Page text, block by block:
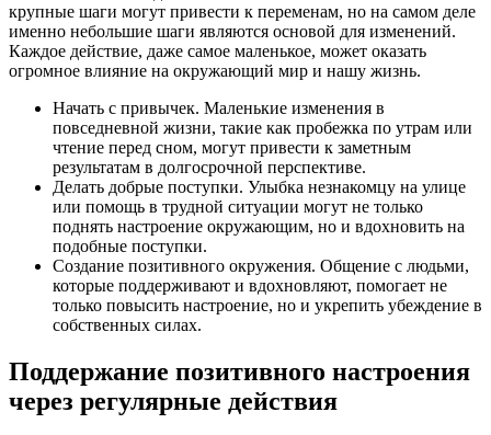
крупные шаги могут привести к переменам, но на самом деле
именно небольшие шаги являются основой для изменений.
Каждое действие, даже самое маленькое, может оказать
огромное влияние на окружающий мир и нашу жизнь.
Начать с привычек. Маленькие изменения в
повседневной жизни, такие как пробежка по утрам или
чтение перед сном, могут привести к заметным
результатам в долгосрочной перспективе.
Делать добрые поступки. Улыбка незнакомцу на улице
или помощь в трудной ситуации могут не только
поднять настроение окружающим, но и вдохновить на
подобные поступки.
Создание позитивного окружения. Общение с людьми,
которые поддерживают и вдохновляют, помогает не
только повысить настроение, но и укрепить убеждение в
собственных силах.
Поддержание позитивного настроения
через регулярные действия